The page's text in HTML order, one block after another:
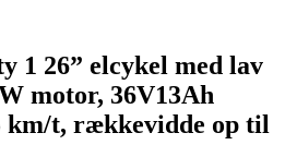
1 26” elcykel med lav
motor, 36V13Ah
km/t, rækkevidde op til